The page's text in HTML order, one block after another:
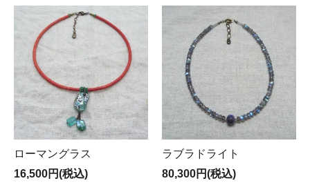
ローマングラス
16,500円(税込)
ラブラドライト
80,300円(税込)